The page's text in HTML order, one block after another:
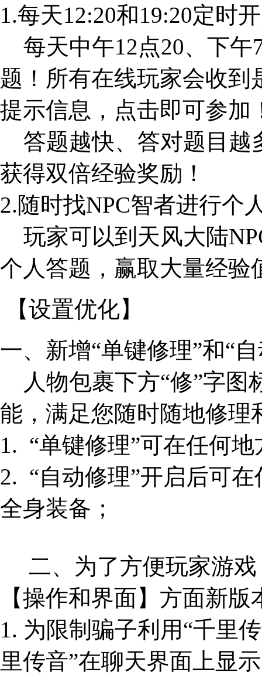
1.每天12:20和19:20定时
每天中午12点20、下午
题！所有在线玩家会收
提示信息，点击即可参加
答题越快、答对题目越
获得双倍经验奖励！
2.随时找NPC智者进行个
玩家可以到天风大陆
个人答题，赢取大量经验
【设置优化】
一、新增“单键修理”和“
人物包裹下方“修”字图
能，满足您随时随地修理
1. “单键修理”可在任何
2. “自动修理”开启后可
全身装备；
二、为了方便玩家游戏
【操作和界面】方面新
1. 为限制骗子利用“千里
里传音”在聊天界面上显